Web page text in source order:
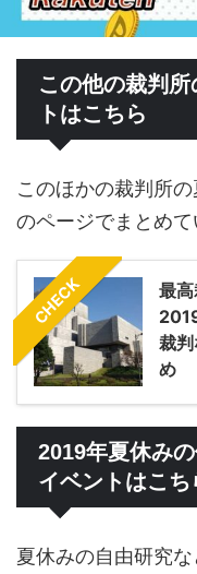
この他の裁判
トはこちら
このほかの裁判所
のページでまとめて
CHECK
最
裁
め
2019年夏休み
イベントはこち
夏休みの自由研究